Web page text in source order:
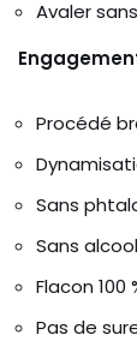
Avaler
Procédé
Sans
Sans alcool
Flacon
Pas de